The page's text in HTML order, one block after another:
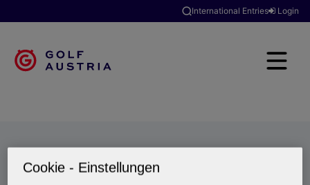
International Entries Login
Turniere